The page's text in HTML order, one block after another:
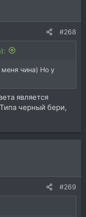
#268
чина) Но у
является
черный бери,
#269